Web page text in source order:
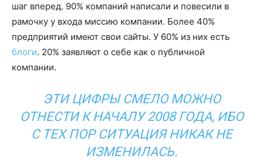
шаг вперед. 90% компаний написали и повесили в
рамочку у входа миссию компании. Более 40%
предприятий имеют свои сайты. У 60% из них есть
блоги. 20% заявляют о себе как о публичной
компании.
ЭТИ ЦИФРЫ СМЕЛО МОЖНО
ОТНЕСТИ К НАЧАЛУ 2008 ГОДА, ИБО
С ТЕХ ПОР СИТУАЦИЯ НИКАК НЕ
ИЗМЕНИЛАСЬ.